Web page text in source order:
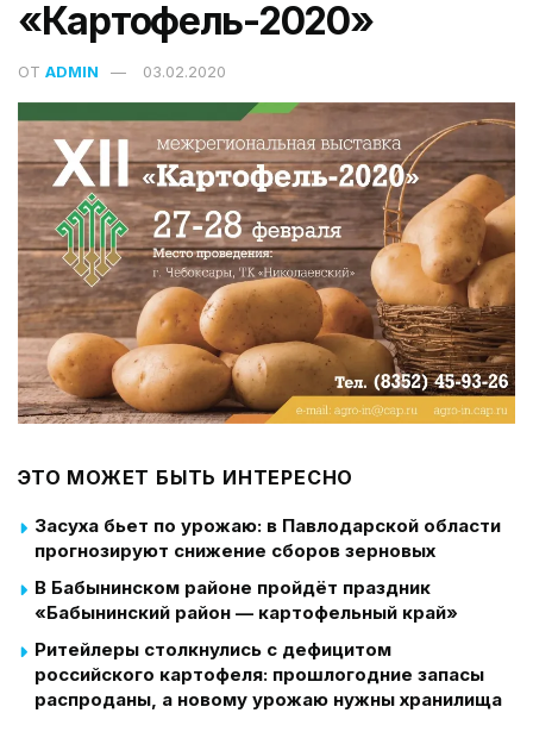
«Картофель-2020»
ОТ ADMIN 03.02.2020
ЭТО МОЖЕТ БЫТЬ ИНТЕРЕСНО
Засуха бьет по урожаю: в Павлодарской области
прогнозируют снижение сборов зерновых
В Бабынинском районе пройдёт праздник
«Бабынинский район — картофельный край»
Ритейлеры столкнулись с дефицитом
российского картофеля: прошлогодние запасы
распроданы, а новому урожаю нужны хранилища